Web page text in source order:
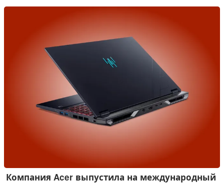
предлагая оптиманый баланс между ценой и
Компания Acer выпустила на международный